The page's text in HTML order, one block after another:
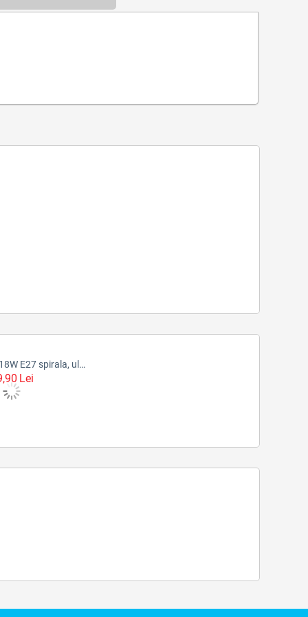
Bec economic 18W E27 spirala, ultra mini, alb cald
Lei